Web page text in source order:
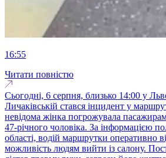
16:55
Читати повністю
Сьогодні, 6 серпня, близько 14:00 у
Личаківській стався інцидент у
невідома жінка погрожувала
47-річного чоловіка. За інформацією
області, водій маршрутки оперативно
можливість людям вийти із салону.